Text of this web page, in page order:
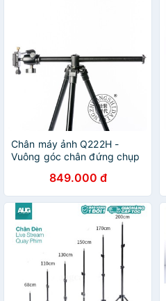
Chân máy ảnh Q222H -
Vuông góc chân đứng chụp
849.000 đ